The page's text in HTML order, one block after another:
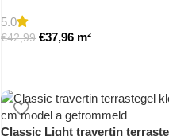
5.0
€42,99 €37,96 m²
Classic Light travertin